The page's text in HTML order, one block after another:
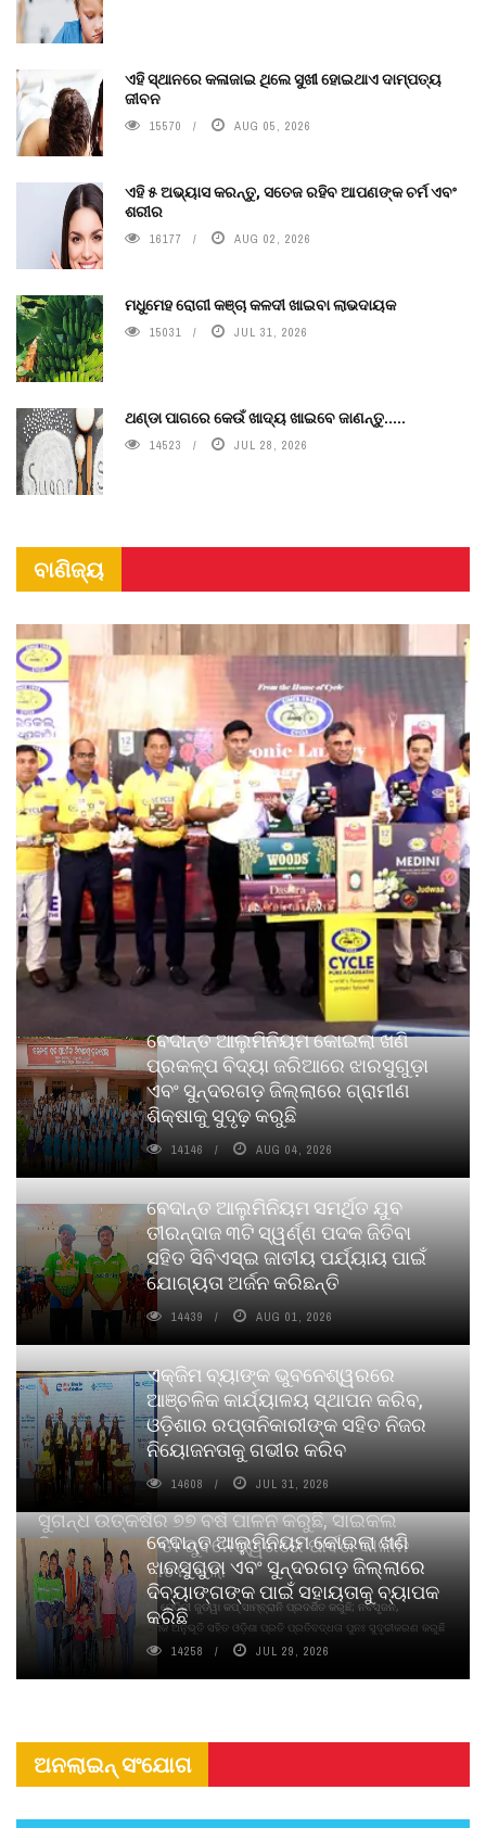
ଏହି ସ୍ଥାନରେ କଳାଜାଇ ଥିଲେ ସୁଖୀ ହୋଇଥାଏ ଦାମ୍ପତ୍ୟ
ଜୀବନ
15570 AUG 05, 2026
ଏହି ୫ ଅଭ୍ୟାସ କରନ୍ତୁ, ସତେଜ ରହିବ ଆପଣଙ୍କ ଚର୍ମ ଏବଂ
ଶରୀର
16177 AUG 02, 2026
ମଧୁମେହ ରୋଗୀ କଞ୍ଚା କଳଦୀ ଖାଇବା ଲାଭଦାୟକ
15031 JUL 31, 2026
ଥଣ୍ଡା ପାଗରେ କେଉଁ ଖାଦ୍ୟ ଖାଇବେ ଜାଣନ୍ତୁ.....
14523 JUL 28, 2026
ବାଣିଜ୍ୟ
ସୁଗନ୍ଧ ଉତ୍କର୍ଷର ୭୭ ବର୍ଷ ପାଳନ କରୁଛି, ସାଇକଲ
ପିୟୋର୍‌ ଅଗରବତୀ ଭୁବନେଶ୍ୱରରେ ପାର୍ବଣ କାଳୀନ
ନବସୃଜନ ଉନ୍ମୋଚନ କଲା
ବାଉଁଶ ବିହୀନ କଠିନ ଧୂପ ଏବଂ ମେଦିନୀ ଜୁଡୱା କପ୍‌ ସାମ୍ବ୍ରାନି ପ୍ରଦର୍ଶିତ କରୁଛି; ନବସୃଜନ,
ଦୀର୍ଘସ୍ଥାୟିତା ଏବଂ ଆଧ୍ୟାତ୍ମିକ ଅନୁଭୂତି ସହିତ ଓଡ଼ିଶା ପ୍ରତି ପ୍ରତିବଦ୍ଧତା ପୁନଃ ସୁଦୃଢୀକରଣ କରୁଛି
ବେଦାନ୍ତ ଆଲୁମିନିୟମ କୋଇଲା ଖଣି
ପ୍ରକଳ୍ପ ବିଦ୍ୟା ଜରିଆରେ ଝାରସୁଗୁଡ଼ା
ଏବଂ ସୁନ୍ଦରଗଡ଼ ଜିଲ୍ଲାରେ ଗ୍ରାମୀଣ
ଶିକ୍ଷାକୁ ସୁଦୃଢ଼ କରୁଛି
14146 AUG 04, 2026
ବେଦାନ୍ତ ଆଲୁମିନିୟମ ସମର୍ଥିତ ଯୁବ
ତୀରନ୍ଦାଜ ୩ଟି ସ୍ୱର୍ଣ୍ଣ ପଦକ ଜିତିବା
ସହିତ ସିବିଏସ୍ଇ ଜାତୀୟ ପର୍ଯ୍ୟାୟ ପାଇଁ
ଯୋଗ୍ୟତା ଅର୍ଜନ କରିଛନ୍ତି
14439 AUG 01, 2026
ଏକ୍ଜିମ ବ୍ୟାଙ୍କ ଭୁବନେଶ୍ୱରରେ
ଆଞ୍ଚଳିକ କାର୍ଯ୍ୟାଳୟ ସ୍ଥାପନ କରିବ,
ଓଡ଼ିଶାର ରପ୍ତାନିକାରୀଙ୍କ ସହିତ ନିଜର
ନିୟୋଜନତାକୁ ଗଭୀର କରିବ
14608 JUL 31, 2026
ବେଦାନ୍ତ ଆଲୁମିନିୟମ କୋଇଲା ଖଣି
ଝାରସୁଗୁଡା ଏବଂ ସୁନ୍ଦରଗଡ଼ ଜିଲ୍ଲାରେ
ଦିବ୍ୟାଙ୍ଗଙ୍କ ପାଇଁ ସହାୟତାକୁ ବ୍ୟାପକ
କରିଛି
14258 JUL 29, 2026
ଅନଲାଇନ୍ ସଂଯୋଗ